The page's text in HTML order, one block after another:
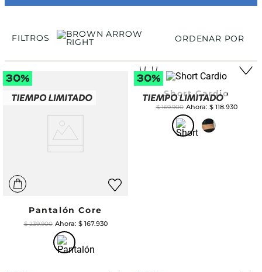
FILTROS ORDENAR POR
Pantalón Core
$ 239.900 $ 167.930
Short Cardio
$ 169.900 $ 118.930